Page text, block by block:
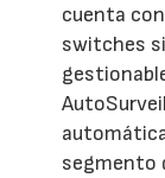
cuenta
switches
segmento